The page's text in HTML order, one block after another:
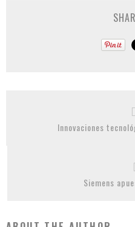
Innovaciones
Siemens